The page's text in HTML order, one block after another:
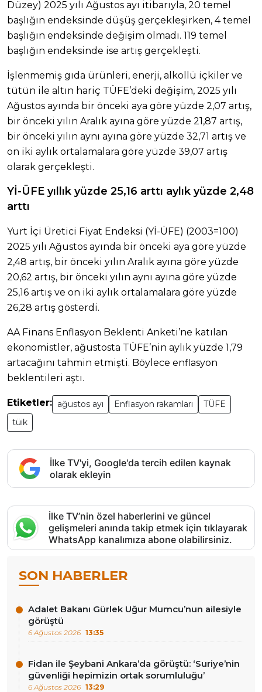
Düzey) 2025 yılı Ağustos ayı itibarıyla, 20 temel
başlığın endeksinde düşüş gerçekleşirken, 4 temel
başlığın endeksinde değişim olmadı. 119 temel
başlığın endeksinde ise artış gerçekleşti.
İşlenmemiş gıda ürünleri, enerji, alkollü içkiler ve
tütün ile altın hariç TÜFE’deki değişim, 2025 yılı
Ağustos ayında bir önceki aya göre yüzde 2,07 artış,
bir önceki yılın Aralık ayına göre yüzde 21,87 artış,
bir önceki yılın aynı ayına göre yüzde 32,71 artış ve
on iki aylık ortalamalara göre yüzde 39,07 artış
olarak gerçekleşti.
Yİ-ÜFE yıllık yüzde 25,16 arttı aylık yüzde 2,48
arttı
Yurt İçi Üretici Fiyat Endeksi (Yİ-ÜFE) (2003=100)
2025 yılı Ağustos ayında bir önceki aya göre yüzde
2,48 artış, bir önceki yılın Aralık ayına göre yüzde
20,62 artış, bir önceki yılın aynı ayına göre yüzde
25,16 artış ve on iki aylık ortalamalara göre yüzde
26,28 artış gösterdi.
AA Finans Enflasyon Beklenti Anketi’ne katılan
ekonomistler, ağustosta TÜFE’nin aylık yüzde 1,79
artacağını tahmin etmişti. Böylece enflasyon
beklentileri aştı.
Etiketler: ağustos ayı Enflasyon rakamları
TÜFE
tüik
İlke TV'yi, Google'da tercih edilen kaynak
olarak ekleyin
İlke TV’nin özel haberlerini ve güncel
gelişmeleri anında takip etmek için tıklayarak
WhatsApp kanalımıza abone olabilirsiniz.
SON HABERLER
Adalet Bakanı Gürlek Uğur Mumcu’nun ailesiyle
görüştü
6 Ağustos 2026 13:35
Fidan ile Şeybani Ankara’da görüştü: ‘Suriye’nin
güvenliği hepimizin ortak sorumluluğu’
6 Ağustos 2026 13:29